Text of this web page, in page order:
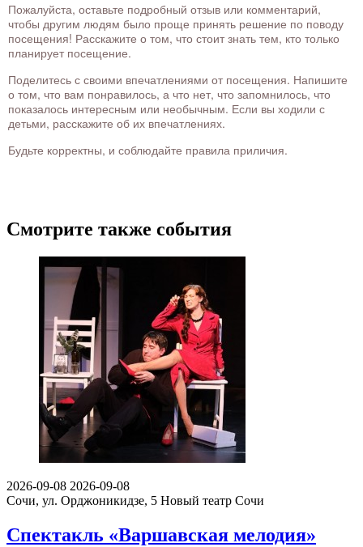
Пожалуйста, оставьте подробный отзыв или комментарий,
чтобы другим людям было проще принять решение по поводу
посещения! Расскажите о том, что стоит знать тем, кто только
планирует посещение.
Поделитесь с своими впечатлениями от посещения. Напишите
о том, что вам понравилось, а что нет, что запомнилось, что
показалось интересным или необычным. Если вы ходили с
детьми, расскажите об их впечатлениях.
Будьте корректны, и соблюдайте правила приличия.
Смотрите также события
2026-09-08 2026-09-08
Сочи, ул. Орджоникидзе, 5 Новый театр Сочи
Спектакль «Варшавская мелодия»